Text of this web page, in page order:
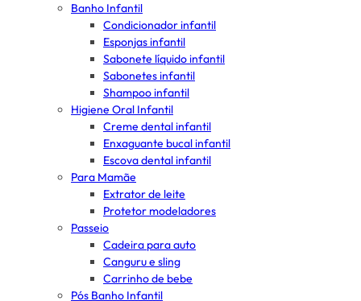
Banho Infantil
Condicionador infantil
Esponjas infantil
Sabonete líquido infantil
Sabonetes infantil
Shampoo infantil
Higiene Oral Infantil
Creme dental infantil
Enxaguante bucal infantil
Escova dental infantil
Para Mamãe
Extrator de leite
Protetor modeladores
Passeio
Cadeira para auto
Canguru e sling
Carrinho de bebe
Pós Banho Infantil